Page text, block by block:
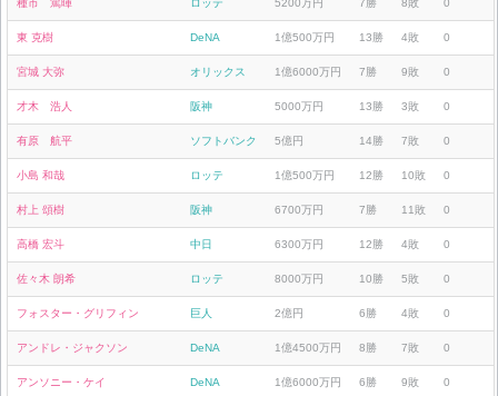
種市 篤暉 ロッテ 5200万円 7勝 8敗 0
東 克樹 DeNA 1億500万円 13勝 4敗 0
宮城 大弥 オリックス 1億6000万円 7勝 9敗 0
才木 浩人 阪神 5000万円 13勝 3敗 0
有原 航平 ソフトバンク 5億円 14勝 7敗 0
小島 和哉 ロッテ 1億500万円 12勝 10敗 0
村上 頌樹 阪神 6700万円 7勝 11敗 0
高橋 宏斗 中日 6300万円 12勝 4敗 0
佐々木 朗希 ロッテ 8000万円 10勝 5敗 0
フォスター・グリフィン 巨人 2億円 6勝 4敗 0
アンドレ・ジャクソン DeNA 1億4500万円 8勝 7敗 0
アンソニー・ケイ DeNA 1億6000万円 6勝 9敗 0